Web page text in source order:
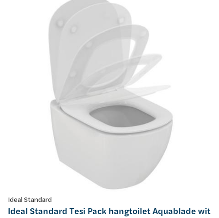
Ideal Standard
Ideal Standard Tesi Pack hangtoilet Aquablade wit